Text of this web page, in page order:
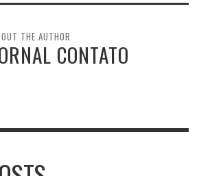
THE AUTHOR
CONTATO